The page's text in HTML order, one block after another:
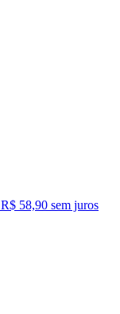
R$ 58,90 sem juros